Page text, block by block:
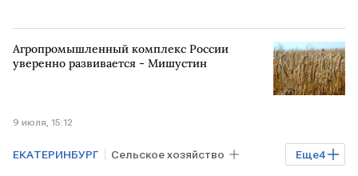
Агропромышленный комплекс России
уверенно развивается - Мишустин
9 июля, 15:12
Еще4
ЕКАТЕРИНБУРГ Сельское хозяйство